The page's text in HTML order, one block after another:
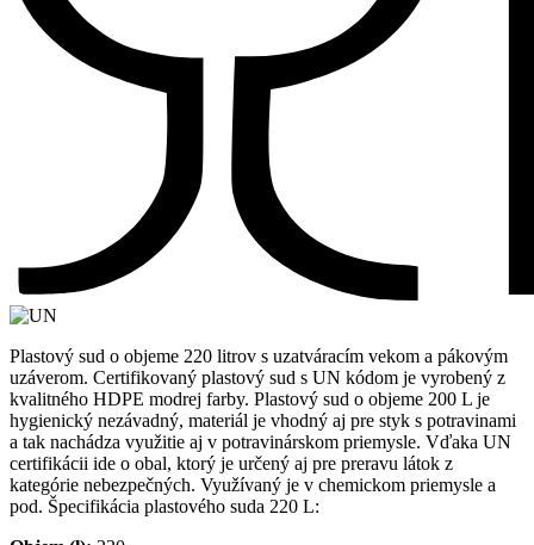
Plastový sud o objeme 220 litrov s uzatváracím vekom a pákovým
uzáverom. Certifikovaný plastový sud s UN kódom je vyrobený z
kvalitného HDPE modrej farby. Plastový sud o objeme 200 L je
hygienický nezávadný, materiál je vhodný aj pre styk s potravinami
a tak nachádza využitie aj v potravinárskom priemysle. Vďaka UN
certifikácii ide o obal, ktorý je určený aj pre preravu látok z
kategórie nebezpečných. Využívaný je v chemickom priemysle a
pod. Špecifikácia plastového suda 220 L: